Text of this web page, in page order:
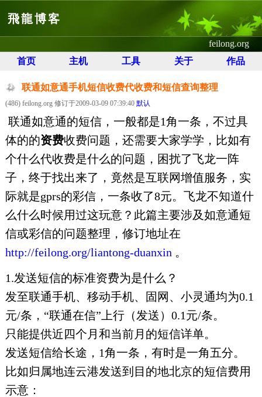
飛龍博客
feilong.org
首页
主机 工具 关于 作品
联通如意通手机短信收费代收费和短信查询整理
(486) feilong.org 修订于2009-03-09 07:39:40 默认
联通如意通的短信，一般都是1角一条，不过具
体的的资费收费问题，还需要大家学学，比如有
个什么代收费是什么的问题，困扰了飞龙一阵
子，终于找出来了，竟然是互联网增值服务，实
际就是gprs的彩信，一条收了8元。飞龙不知道什
么什么时候用过这玩意？此篇主要涉及如意通短
信或彩信的问题整理，修订地址在
http://feilong.org/liantong-duanxin 。
1.发送短信的标准资费为是什么？
发至联通手机、移动手机、固网、小灵通均为0.1
元/条，“联通在信”上行（发送）0.1元/条。
只能提供近四个月和当前月的短信详单。
发送短信给长途，1角一条，有时是一角五分。
比如归属地连云港发送到目的地北京的短信费用
示意：